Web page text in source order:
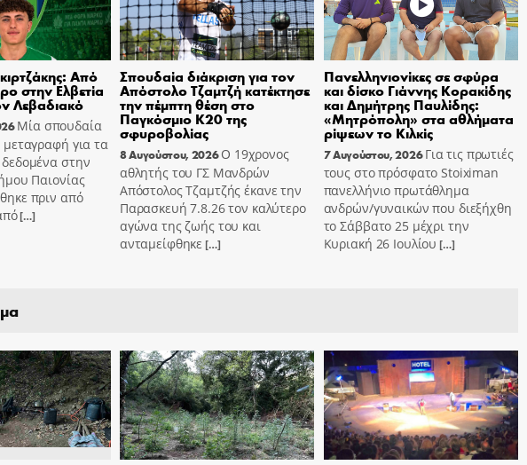
Από
στην Ελβετία
Λεβαδιακό
Μία σπουδαία
μεταγραφή για τα
στην
Παιονίας
πριν από
[…]
Σπουδαία διάκριση για τον
Απόστολο Τζαμτζή κατέκτησε
την πέμπτη θέση στο
Παγκόσμιο Κ20 της
σφυροβολίας
8 Αυγούστου, 2026 Ο 19χρονος
αθλητής του ΓΣ Μανδρών
Απόστολος Τζαμτζής έκανε την
Παρασκευή 7.8.26 τον καλύτερο
αγώνα της ζωής του και
ανταμείφθηκε […]
Πανελληνιονίκες σε σφύρα
και δίσκο Γιάννης Κορακίδης
και Δημήτρης Παυλίδης:
«Μητρόπολη» στα αθλήματα
ρίψεων το Κιλκίς
7 Αυγούστου, 2026 Για τις πρωτιές
τους στο πρόσφατο Stoiximan
πανελλήνιο πρωτάθλημα
ανδρών/γυναικών που διεξήχθη
το Σάββατο 25 μέχρι την
Κυριακή 26 Ιουλίου […]